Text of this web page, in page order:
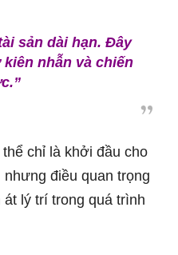
sản dài hạn. Đây
nhẫn và chiến
chỉ là khởi đầu cho
điều quan trọng
át lý trí trong quá trình